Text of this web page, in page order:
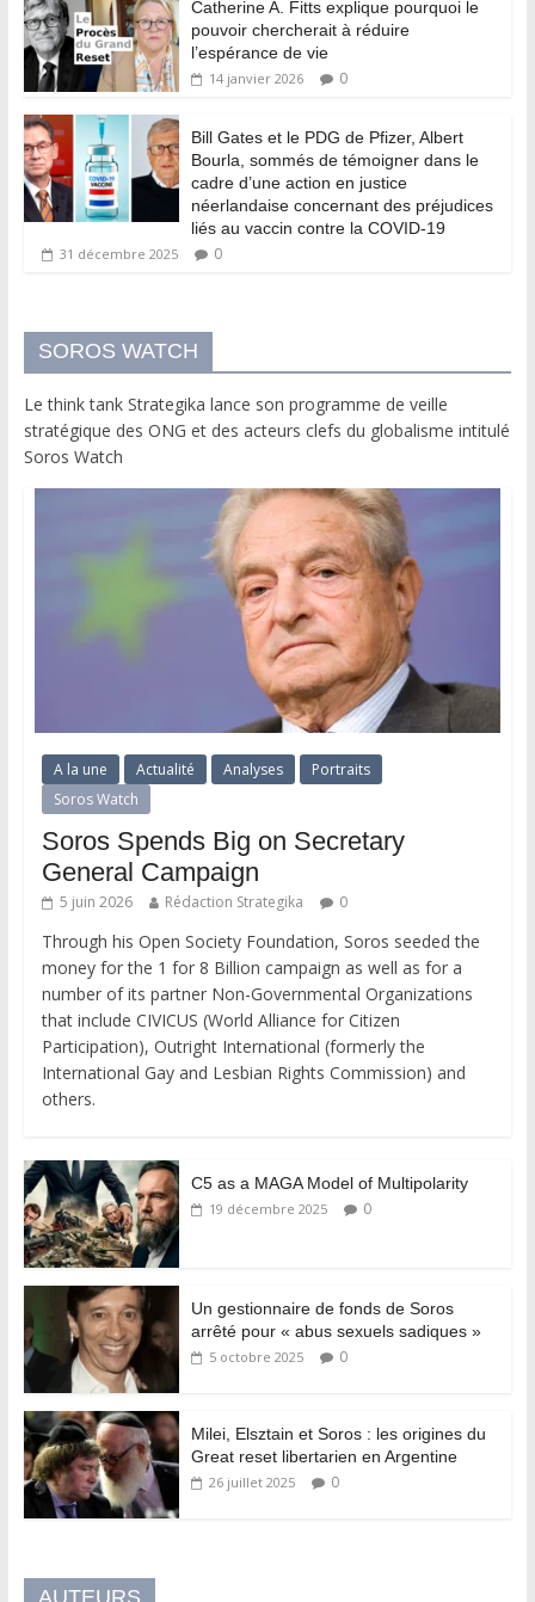
Catherine A. Fitts explique pourquoi le
pouvoir chercherait à réduire
l’espérance de vie
14 janvier 2026 0
Bill Gates et le PDG de Pfizer, Albert
Bourla, sommés de témoigner dans le
cadre d’une action en justice
néerlandaise concernant des préjudices
liés au vaccin contre la COVID-19
31 décembre 2025 0
SOROS WATCH
Le think tank Strategika lance son programme de veille
stratégique des ONG et des acteurs clefs du globalisme intitulé
Soros Watch
A la une Actualité Analyses
Portraits
Soros Watch
Soros Spends Big on Secretary
General Campaign
5 juin 2026 Rédaction Strategika 0
Through his Open Society Foundation, Soros seeded the
money for the 1 for 8 Billion campaign as well as for a
number of its partner Non-Governmental Organizations
that include CIVICUS (World Alliance for Citizen
Participation), Outright International (formerly the
International Gay and Lesbian Rights Commission) and
others.
C5 as a MAGA Model of Multipolarity
19 décembre 2025 0
Un gestionnaire de fonds de Soros
arrêté pour « abus sexuels sadiques »
5 octobre 2025 0
Milei, Elsztain et Soros : les origines du
Great reset libertarien en Argentine
26 juillet 2025 0
AUTEURS